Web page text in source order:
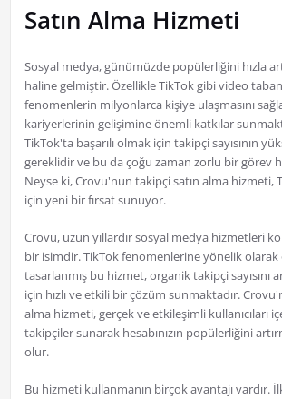
Satın Alma Hizmeti
Sosyal medya, günümüzde popülerliğini hızla
haline gelmiştir. Özellikle TikTok gibi video
fenomenlerin milyonlarca kişiye ulaşmasını
kariyerlerinin gelişimine önemli katkılar
TikTok'ta başarılı olmak için takipçi sayısının
gereklidir ve bu da çoğu zaman zorlu bir görev
Neyse ki, Crovu'nun takipçi satın alma hizmeti,
için yeni bir fırsat sunuyor.
Crovu, uzun yıllardır sosyal medya hizmetleri
bir isimdir. TikTok fenomenlerine yönelik olarak
tasarlanmış bu hizmet, organik takipçi sayısını
için hızlı ve etkili bir çözüm sunmaktadır.
alma hizmeti, gerçek ve etkileşimli kullanıcıları
takipçiler sunarak hesabınızın popülerliğini
olur.
Bu hizmeti kullanmanın birçok avantajı vardır.